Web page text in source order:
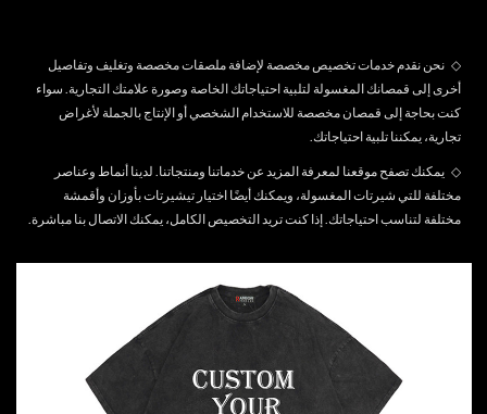
◇ نحن نقدم خدمات تخصيص مخصصة لإضافة ملصقات مخصصة وتغليف وتفاصيل
أخرى إلى قمصانك المغسولة لتلبية احتياجاتك الخاصة وصورة علامتك التجارية. سواء
كنت بحاجة إلى قمصان مخصصة للاستخدام الشخصي أو الإنتاج بالجملة لأغراض
تجارية، يمكننا تلبية احتياجاتك.
◇ يمكنك تصفح موقعنا لمعرفة المزيد عن خدماتنا ومنتجاتنا. لدينا أنماط وعناصر
مختلفة للتي شيرتات المغسولة، ويمكنك أيضًا اختيار تيشيرتات بأوزان وأقمشة
مختلفة لتناسب احتياجاتك. إذا كنت تريد التخصيص الكامل، يمكنكالاتصال بنا مباشرة.